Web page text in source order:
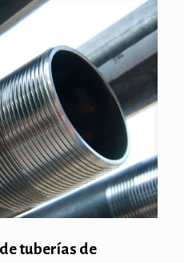
tuberías de